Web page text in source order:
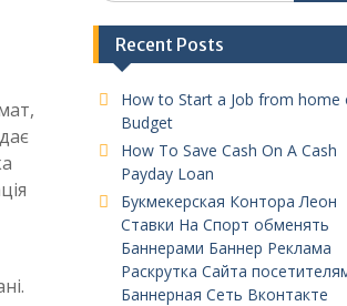
Recent Posts
How to Start a Job from home
Budget
How To Save Cash On A Cash
Payday Loan
Букмекерская Контора Леон
Ставки На Спорт обменять
Баннерами Баннер Реклама
Раскрутка Сайта
Баннерная Сеть Вконтакте